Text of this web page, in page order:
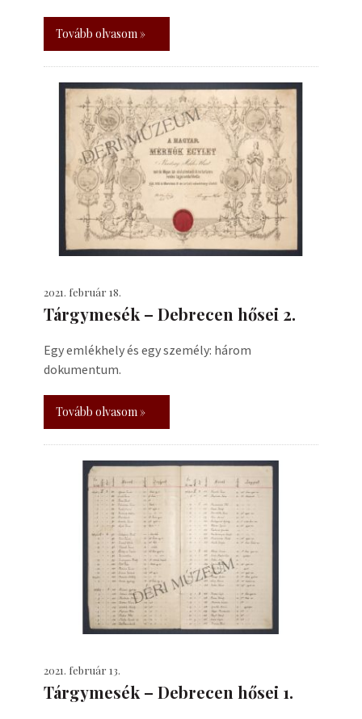
Tovább olvasom »
2021. február 18.
Tárgymesék – Debrecen hősei 2.
Egy emlékhely és egy személy: három
dokumentum.
Tovább olvasom »
2021. február 13.
Tárgymesék – Debrecen hősei 1.